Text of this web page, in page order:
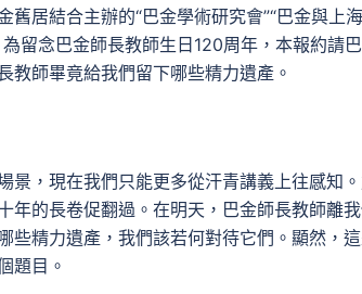
居結合主辦的“巴金學術研究會”“巴金與上
留念巴金師長教師生日120周年，本報約請
教師畢竟給我們留下哪些精力遺產。
景，現在我們只能更多從汗青講義上往感知
年的長卷促翻過。在明天，巴金師長教師離
些精力遺產，我們該若何對待它們。顯然，
題目。